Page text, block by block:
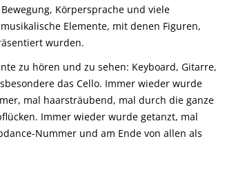
Körpersprache und viele
Elemente, mit denen Figuren,
wurden.
zu hören und zu sehen: Keyboard, Gitarre,
das Cello. Immer wieder wurde
mal haarsträubend, mal durch die ganze
Immer wieder wurde getanzt, mal
Nummer und am Ende von allen als